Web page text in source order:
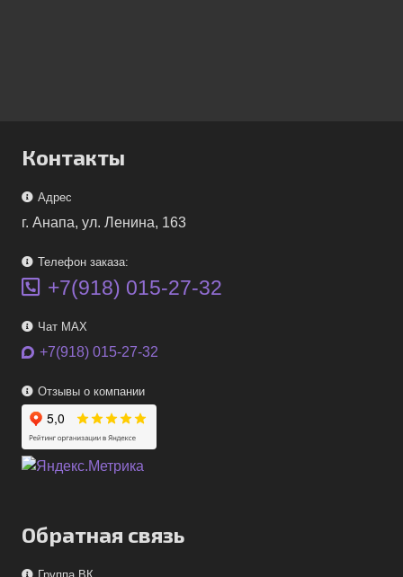
Контакты
Адрес
г. Анапа, ул. Ленина, 163
Телефон заказа:
+7(918) 015-27-32
Чат MAX
+7(918) 015-27-32
Отзывы о компании
Обратная связь